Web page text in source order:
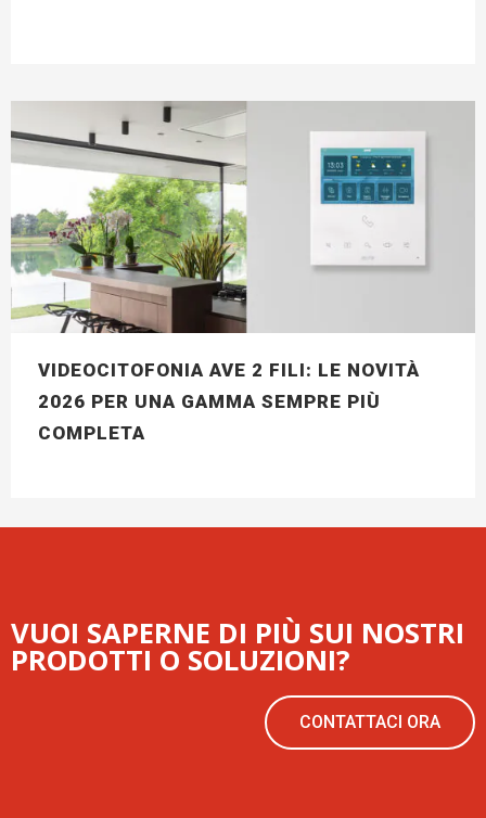
VIDEOCITOFONIA AVE 2 FILI: LE NOVITÀ
2026 PER UNA GAMMA SEMPRE PIÙ
COMPLETA
VUOI SAPERNE DI PIÙ SUI NOSTRI
PRODOTTI O SOLUZIONI?
CONTATTACI ORA